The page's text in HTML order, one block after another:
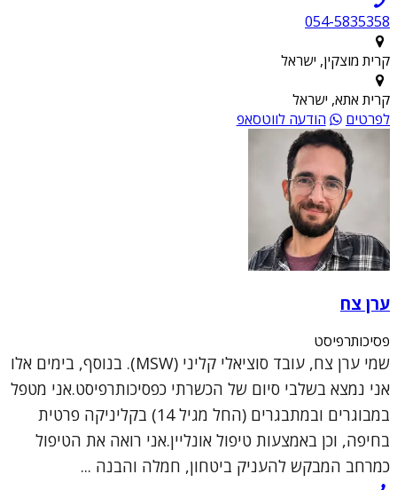
054-5835358
קרית מוצקין, ישראל
קרית אתא, ישראל
לפרטים
הודעה לווטסאפ
ערן צח
פסיכותרפיסט
שמי ערן צח, עובד סוציאלי קליני (MSW). בנוסף, בימים אלו
אני נמצא בשלבי סיום של הכשרתי כפסיכותרפיסט.אני מטפל
במבוגרים ובמתבגרים (החל מגיל 14) בקליניקה פרטית
בחיפה, וכן באמצעות טיפול אונליין.אני רואה את הטיפול
כמרחב המבקש להעניק ביטחון, חמלה והבנה ...